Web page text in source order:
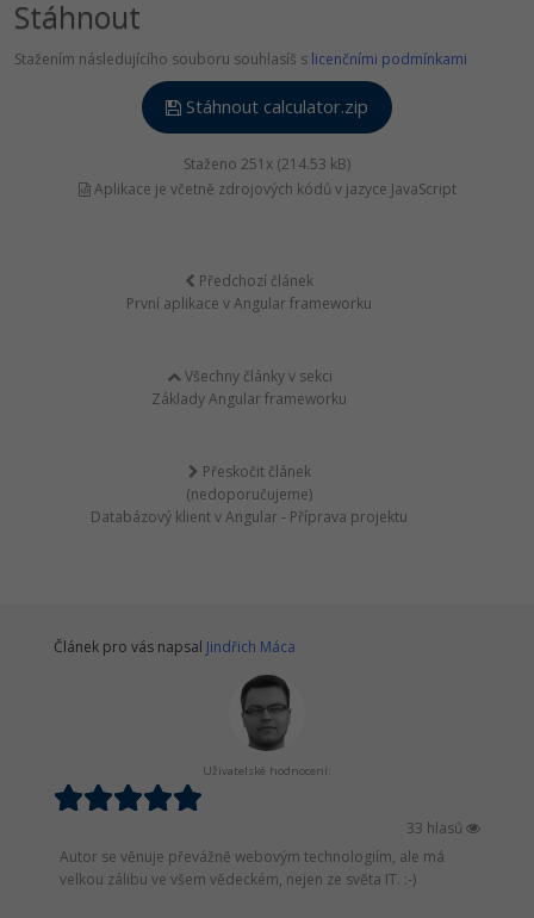
Stáhnout
Stažením následujícího souboru souhlasíš s licenčními podmínkami
Stáhnout calculator.zip
Staženo 251x (214.53 kB)
Aplikace je včetně zdrojových kódů v jazyce JavaScript
Předchozí článek
První aplikace v Angular frameworku
Všechny články v sekci
Základy Angular frameworku
Přeskočit článek
(nedoporučujeme)
Databázový klient v Angular - Příprava projektu
Článek pro vás napsal Jindřich Máca
Uživatelské hodnocení:
33 hlasů
Autor se věnuje převážně webovým technologiím, ale má
velkou zálibu ve všem vědeckém, nejen ze světa IT. :-)